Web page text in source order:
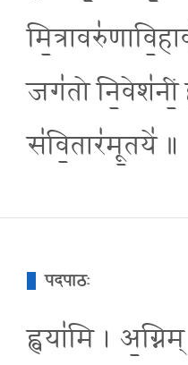
जग॑तो नि॒वेश॑नीं॒
स॑वि॒तार॑मू॒तये॑ ॥
पदपाठः
ह्वया॑मि ।